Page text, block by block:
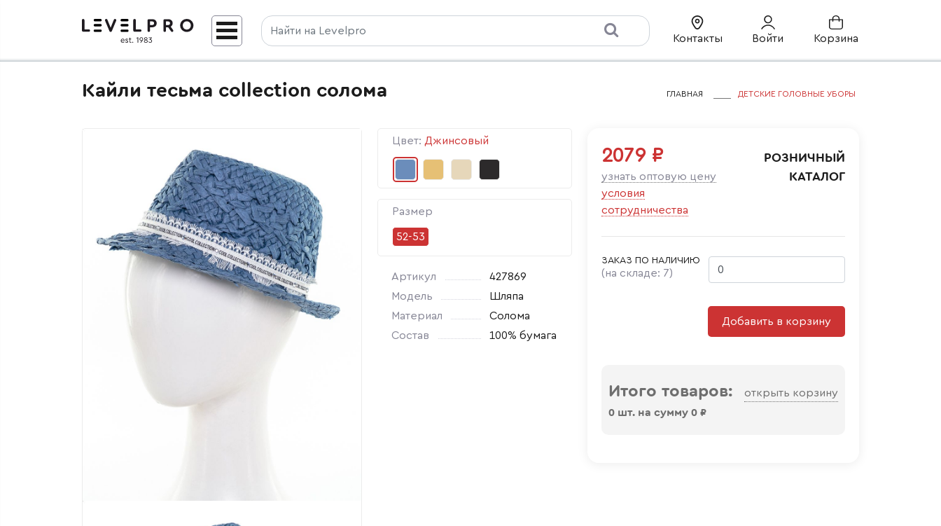
Контакты Войти Корзина
Кайли тесьма collection солома ГЛАВНАЯ ДЕТСКИЕ ГОЛОВНЫЕ УБОРЫ
Цвет: Джинсовый
Размер
52-53
Артикул
427869
Модель
Шляпа
Материал
Солома
Состав
100% бумага
2079 ₽
узнать оптовую цену
условия
сотрудничества
РОЗНИЧНЫЙ
КАТАЛОГ
ЗАКАЗ ПО НАЛИЧИЮ
(на складе: 7)
Добавить в корзину
Итого товаров:
0шт. на сумму 0₽
открыть корзину